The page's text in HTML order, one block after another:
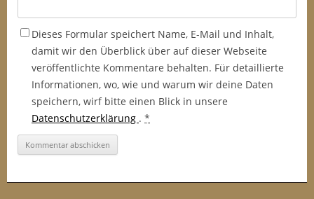
Dieses Formular speichert Name, E-Mail und Inhalt,
damit wir den Überblick über auf dieser Webseite
veröffentlichte Kommentare behalten. Für detaillierte
Informationen, wo, wie und warum wir deine Daten
speichern, wirf bitte einen Blick in unsere
Datenschutzerklärung . *